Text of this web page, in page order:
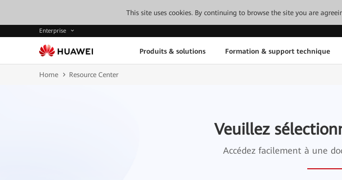
This site uses cookies. By continuing to browse the site you are
Enterprise
Produits & solutions Formation & support technique
Home Resource Center
Veuillez
Accédez facilement à une